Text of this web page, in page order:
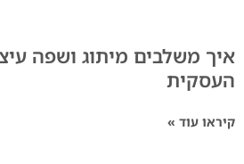
איך משלבים מיתוג ושפה
העסקית
קיראו עוד »